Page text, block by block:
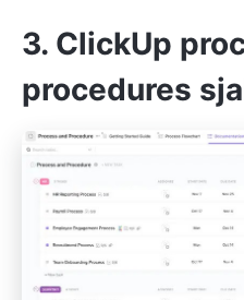
3. ClickUp
procedures